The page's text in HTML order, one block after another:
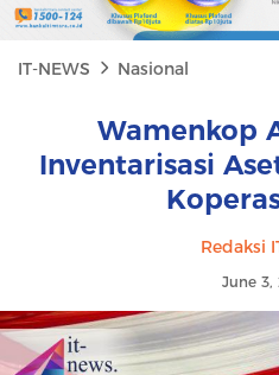
IT-NEWS Nasional
Wamenkop
Inventarisasi
Redaksi
June 3,